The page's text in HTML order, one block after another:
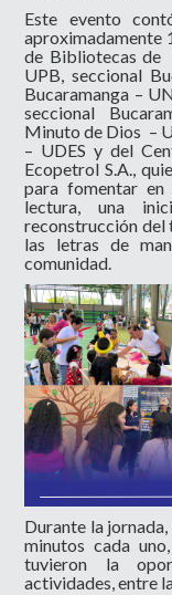
Este evento
aproximadamente
de Bibliotecas de
UPB, seccional
Bucaramanga –
seccional
Minuto de Dios –
– UDES y del
Ecopetrol S.A.,
para fomentar
lectura, una
reconstrucción del
las letras de
comunidad.
Durante la
minutos cada
tuvieron la
actividades, entre